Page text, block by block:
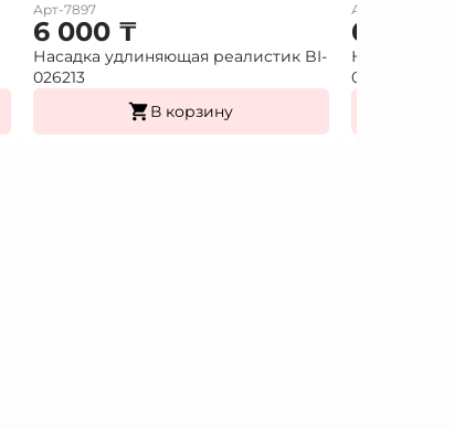
Арт-7897
6 000 ₸
Насадка удлиняющая реалистик BI-
026213
В корзину
Арт-7896
6 000
Насадка
026212